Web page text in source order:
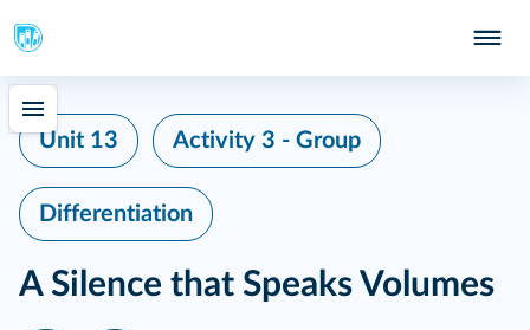
Unit 13 Activity 3 - Group
Differentiation
A Silence that Speaks Volumes